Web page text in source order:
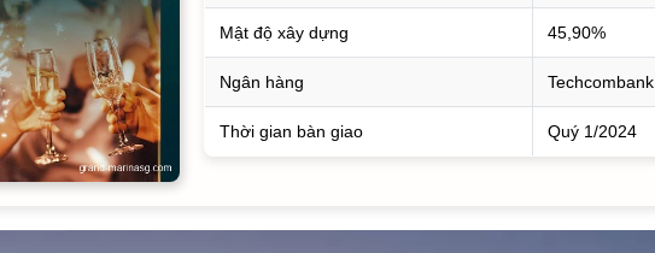
Mật độ xây dựng 45,90%
Ngân hàng Techcombank
Thời gian bàn giao Quý 1/2024